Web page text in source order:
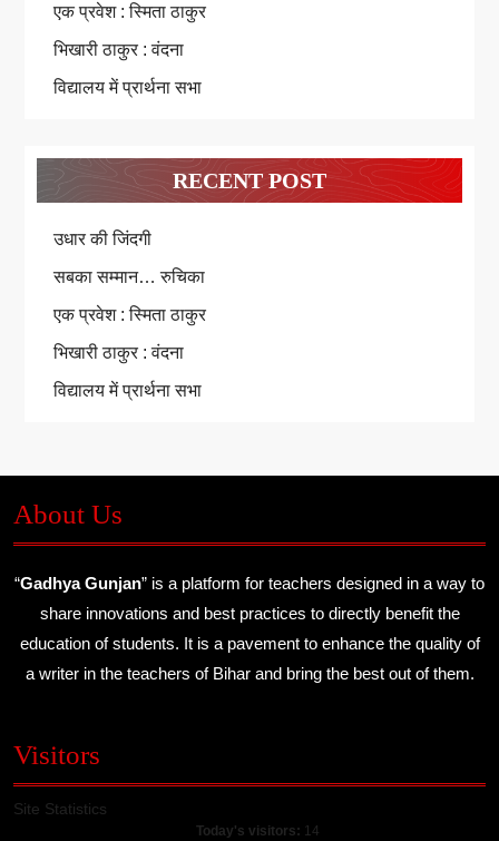
एक प्रवेश : स्मिता ठाकुर
भिखारी ठाकुर : वंदना
विद्यालय में प्रार्थना सभा
RECENT POST
उधार की जिंदगी
सबका सम्मान… रुचिका
एक प्रवेश : स्मिता ठाकुर
भिखारी ठाकुर : वंदना
विद्यालय में प्रार्थना सभा
About Us
“Gadhya Gunjan” is a platform for teachers designed in a way to
share innovations and best practices to directly benefit the
education of students. It is a pavement to enhance the quality of
a writer in the teachers of Bihar and bring the best out of them.
Visitors
Site Statistics
Today's visitors: 14